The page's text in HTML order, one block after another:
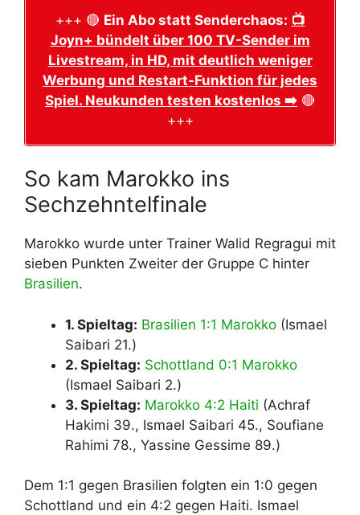
+++ 🔴 Ein Abo statt Senderchaos: 📺
Joyn+ bündelt über 100 TV-Sender im
Livestream, in HD, mit deutlich weniger
Werbung und Restart-Funktion für jedes
Spiel. Neukunden testen kostenlos ➡️ 🔴
+++
So kam Marokko ins
Sechzehntelfinale
Marokko wurde unter Trainer Walid Regragui mit
sieben Punkten Zweiter der Gruppe C hinter
Brasilien.
1. Spieltag: Brasilien 1:1 Marokko (Ismael
Saibari 21.)
2. Spieltag: Schottland 0:1 Marokko
(Ismael Saibari 2.)
3. Spieltag: Marokko 4:2 Haiti (Achraf
Hakimi 39., Ismael Saibari 45., Soufiane
Rahimi 78., Yassine Gessime 89.)
Dem 1:1 gegen Brasilien folgten ein 1:0 gegen
Schottland und ein 4:2 gegen Haiti. Ismael